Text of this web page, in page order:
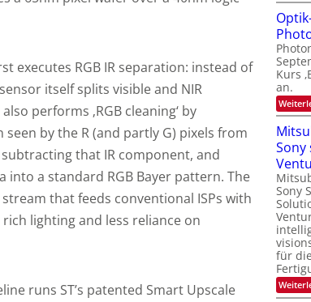
executes RGB IR separation: instead of
itself splits visible and NIR
performs ‚RGB cleaning‘ by
by the R (and partly G) pixels from
that IR component, and
a standard RGB Bayer pattern. The
that feeds conventional ISPs with
lighting and less reliance on
runs ST’s patented Smart Upscale
Kurs
an.
Sony
Sony
für die